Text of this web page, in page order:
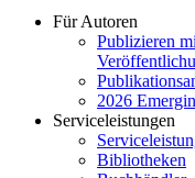
Für Autoren
Publizieren
2026
Serviceleistungen
Bibliotheken